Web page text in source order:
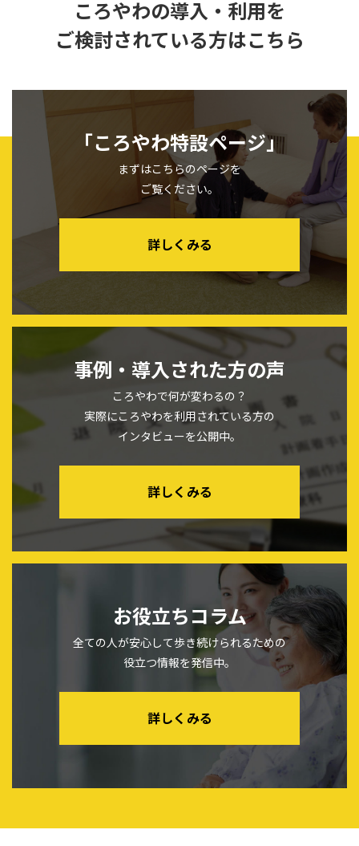
ころやわの導入・利用を
ご検討されている方はこちら
「ころやわ特設ページ」
まずはこちらのページを
ご覧ください。
詳しくみる
事例・導入された方の声
ころやわで何が変わるの？
実際にころやわを利用されている方の
インタビューを公開中。
詳しくみる
お役立ちコラム
全ての人が安心して歩き続けられるための
役立つ情報を発信中。
詳しくみる